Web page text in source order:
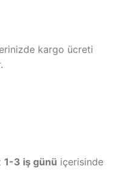
kargo ücreti
1-3 iş günü içerisinde